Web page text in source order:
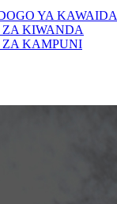
YA KAWAIDA
KIWANDA
KAMPUNI